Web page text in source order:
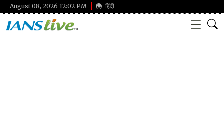
August 08, 2026 12:02 PM हिंदी